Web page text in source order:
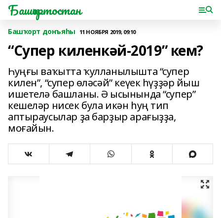
Башҡортостан
Башҡорт донъяһы 11 НОЯБРЯ 2019, 09:10
“Супер киленкәй-2019” кем?
Һуңғы ваҡытта ҡулланылышта “супер
килен”, “супер өләсәй” кеүек һүҙҙәр йыш
ишетелә башланы. Ә ысынында “супер”
кешеләр нисек була икән һуң тип
аптыраусылар ҙа барҙыр арағыҙҙа,
моғайын.